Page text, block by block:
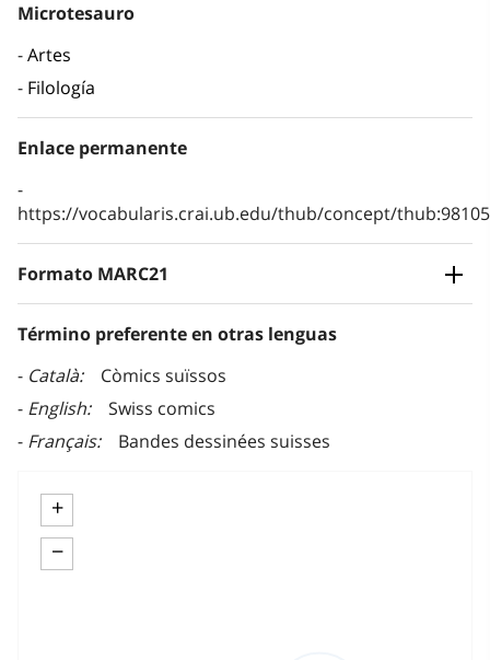
Microtesauro
Artes
Filología
Enlace permanente
https://vocabularis.crai.ub.edu/thub/concept/
Formato MARC21
Término preferente en otras lenguas
Català
Còmics suïssos
English
Swiss comics
Français
Bandes dessinées suisses
+
−